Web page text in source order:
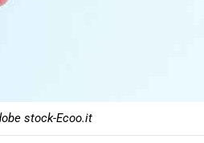
stock-Ecoo.it